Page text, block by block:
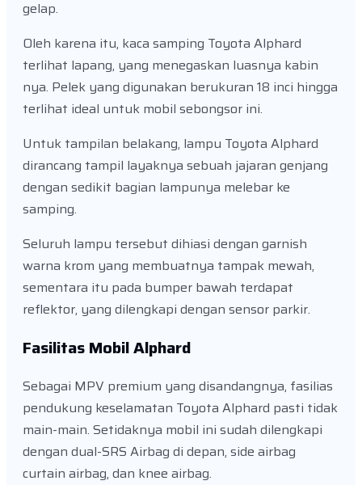
gelap.
Oleh karena itu, kaca samping Toyota Alphard
terlihat lapang, yang menegaskan luasnya kabin
nya. Pelek yang digunakan berukuran 18 inci hingga
terlihat ideal untuk mobil sebongsor ini.
Untuk tampilan belakang, lampu Toyota Alphard
dirancang tampil layaknya sebuah jajaran genjang
dengan sedikit bagian lampunya melebar ke
samping.
Seluruh lampu tersebut dihiasi dengan garnish
warna krom yang membuatnya tampak mewah,
sementara itu pada bumper bawah terdapat
reflektor, yang dilengkapi dengan sensor parkir.
Fasilitas Mobil Alphard
Sebagai MPV premium yang disandangnya, fasilias
pendukung keselamatan Toyota Alphard pasti tidak
main-main. Setidaknya mobil ini sudah dilengkapi
dengan dual-SRS Airbag di depan, side airbag
curtain airbag, dan knee airbag.